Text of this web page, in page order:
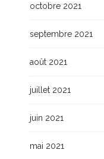
octobre 2021
septembre 2021
août 2021
juillet 2021
juin 2021
mai 2021